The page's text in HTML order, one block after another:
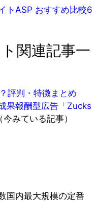
トASP おすすめ比較6
関連記事一
評判・特徴まとめ
果報酬型広告「Zucks
（今みている記事）
国内最大規模の定番